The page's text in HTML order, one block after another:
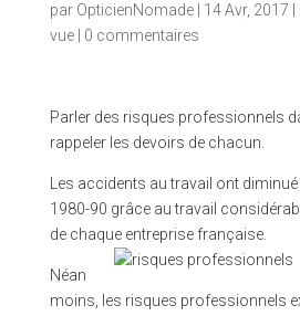
par OpticienNomade| 14 Avr, 2017
vue| 0 commentaires
Parler des risques professionnels
rappeler les devoirs de chacun.
Les accidents au travail ont
1980-90 grâce au travail
de chaque entreprise française.
Néan
moins, les risques professionnels